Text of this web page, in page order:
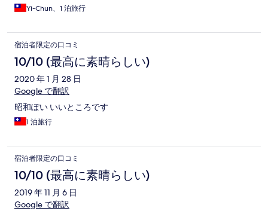
Yi-Chun、1 泊旅行
宿泊者限定の口コミ
10/10 (最高に素晴らしい)
2020 年 1 月 28 日
Google で翻訳
昭和ぽい いいところです
1 泊旅行
宿泊者限定の口コミ
10/10 (最高に素晴らしい)
2019 年 11 月 6 日
Google で翻訳